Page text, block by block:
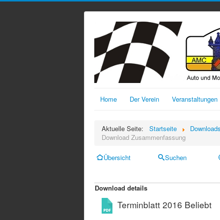
Home Der Verein Veranstaltungen
Aktuelle Seite: Startseite Downloads
Download Zusammenfassung
Übersicht Suchen
Download details
Terminblatt 2016 Beliebt